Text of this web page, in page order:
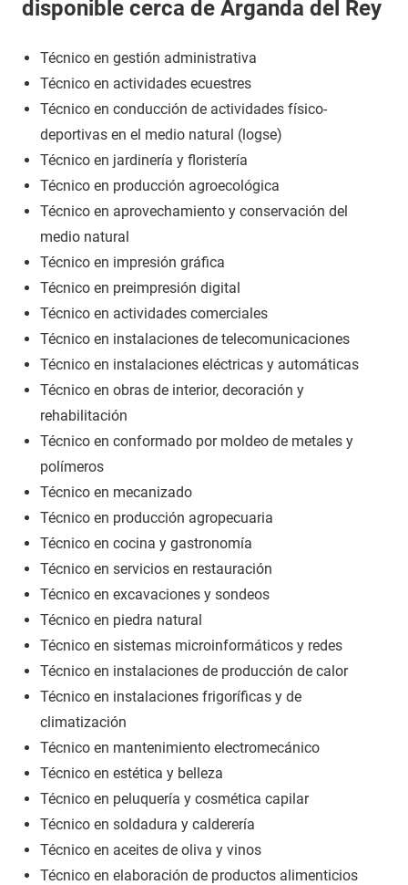
disponible cerca de Arganda del Rey
Técnico en gestión administrativa
Técnico en actividades ecuestres
Técnico en conducción de actividades físico-
deportivas en el medio natural (logse)
Técnico en jardinería y floristería
Técnico en producción agroecológica
Técnico en aprovechamiento y conservación del
medio natural
Técnico en impresión gráfica
Técnico en preimpresión digital
Técnico en actividades comerciales
Técnico en instalaciones de telecomunicaciones
Técnico en instalaciones eléctricas y automáticas
Técnico en obras de interior, decoración y
rehabilitación
Técnico en conformado por moldeo de metales y
polímeros
Técnico en mecanizado
Técnico en producción agropecuaria
Técnico en cocina y gastronomía
Técnico en servicios en restauración
Técnico en excavaciones y sondeos
Técnico en piedra natural
Técnico en sistemas microinformáticos y redes
Técnico en instalaciones de producción de calor
Técnico en instalaciones frigoríficas y de
climatización
Técnico en mantenimiento electromecánico
Técnico en estética y belleza
Técnico en peluquería y cosmética capilar
Técnico en soldadura y calderería
Técnico en aceites de oliva y vinos
Técnico en elaboración de productos alimenticios